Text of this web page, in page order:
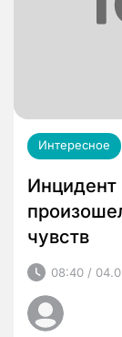
Интересное
Инцидент
чувств
08:40 /